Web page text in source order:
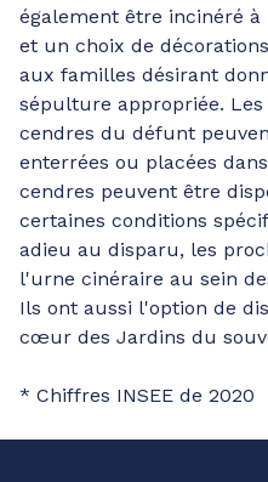
également être incinéré à
et un choix de
aux familles désirant
sépulture appropriée.
cendres du défunt
enterrées ou placées
cendres peuvent être
certaines conditions
adieu au disparu, les
l'urne cinéraire au sein
Ils ont aussi l'option de
cœur des Jardins du
* Chiffres INSEE de 2020